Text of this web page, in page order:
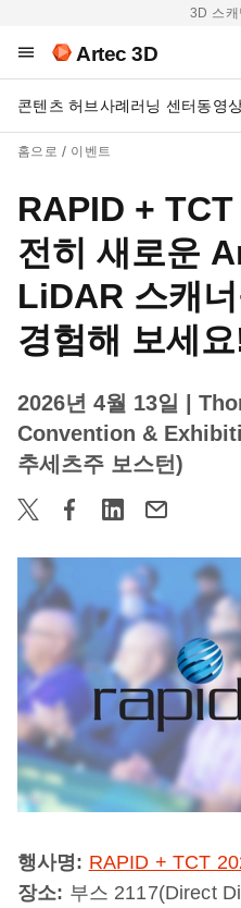
3D 스캐
Artec 3D
콘텐츠 허브사례러닝 센터동영
홈으로 이벤트
RAPID +
전히 새로운
LiDAR 스캐
경험해 보세
2026년 4월 13일
|
Convention &
추세츠주 보스턴)
행사명: RAPID + TCT
장소: 부스 2117(Direct